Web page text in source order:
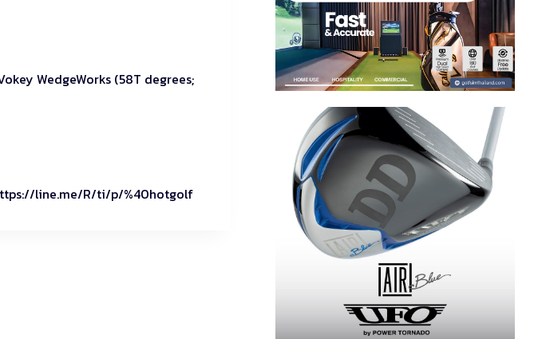
WedgeWorks (58T degrees;
line.me/R/ti/p/%40hotgolf